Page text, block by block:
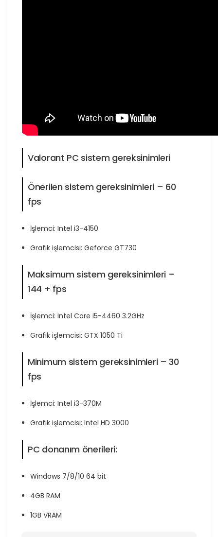
Valorant PC sistem gereksinimleri
Önerilen sistem gereksinimleri – 60
fps
İşlemci: Intel i3-4150
Grafik işlemcisi: Geforce GT730
Maksimum sistem gereksinimleri –
144 + fps
İşlemci: Intel Core i5-4460 3.2GHz
Grafik işlemcisi: GTX 1050 Ti
Minimum sistem gereksinimleri – 30
fps
İşlemci: Intel i3-370M
Grafik işlemcisi: Intel HD 3000
PC donanım önerileri:
Windows 7/8/10 64 bit
4GB RAM
1GB VRAM